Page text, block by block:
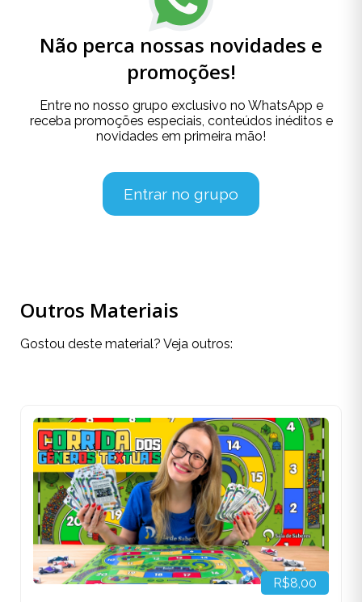
Não perca nossas novidades e
promoções!
Entre no nosso grupo exclusivo no WhatsApp e
receba promoções especiais, conteúdos inéditos e
novidades em primeira mão!
Entrar no grupo
Outros Materiais
Gostou deste material? Veja outros:
R$8,00